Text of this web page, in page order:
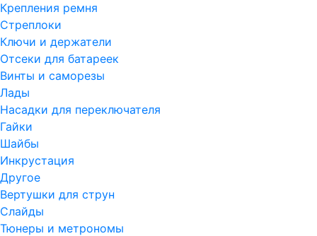
Крепления ремня
Стреплоки
Ключи и держатели
Отсеки для батареек
Винты и саморезы
Лады
Насадки для переключателя
Гайки
Шайбы
Инкрустация
Другое
Вертушки для струн
Слайды
Тюнеры и метрономы